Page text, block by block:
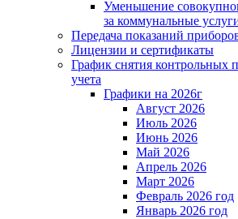
Уменьшение
за коммунальные
Передача показаний
Лицензии и сертификаты
График снятия контрольных
учета
Графики на 2026г
Август 2026
Июль 2026
Июнь 2026
Май 2026
Апрель 2026
Март 2026
Февраль 2026 год
Январь 2026 год